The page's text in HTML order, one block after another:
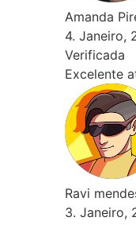
incompatível